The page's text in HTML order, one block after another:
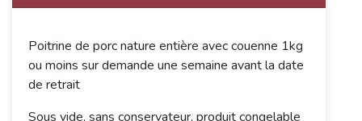
Poitrine de porc nature entière avec couenne 1kg
ou moins sur demande une semaine avant la date
de retrait
Sous vide, sans conservateur, produit congelable